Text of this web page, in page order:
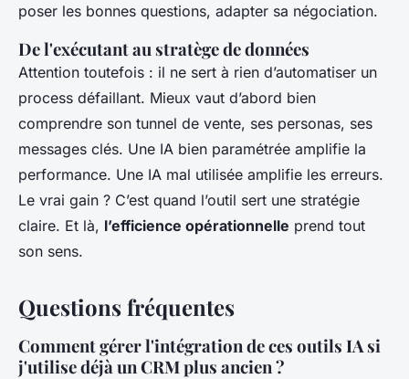
poser les bonnes questions, adapter sa négociation.
De l'exécutant au stratège de données
Attention toutefois : il ne sert à rien d’automatiser un
process défaillant. Mieux vaut d’abord bien
comprendre son tunnel de vente, ses personas, ses
messages clés. Une IA bien paramétrée amplifie la
performance. Une IA mal utilisée amplifie les erreurs.
Le vrai gain ? C’est quand l’outil sert une stratégie
claire. Et là, l’efficience opérationnelle prend tout
son sens.
Questions fréquentes
Comment gérer l'intégration de ces outils IA si
j'utilise déjà un CRM plus ancien ?